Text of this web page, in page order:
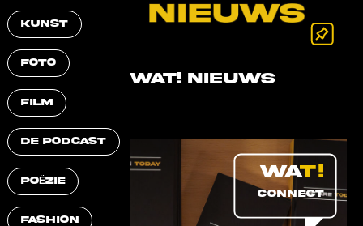
KUNST
FOTO
FILM
DE PODCAST
POËZIE
FASHION
WAT! NIEUWS
CONNECT